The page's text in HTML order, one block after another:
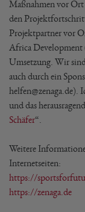
Maßnahmen vor
den
Projektpartner vor
Africa
Umsetzung. Wir
auch durch ein
helfen@zenaga.de).
und das
Schäfer“.
Weitere
Internetseiten:
https://
https://zenaga.de